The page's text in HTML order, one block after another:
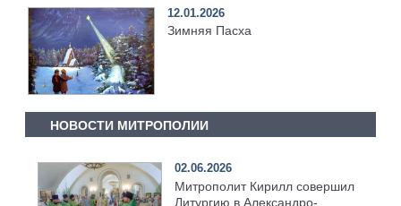
12.01.2026
Зимняя Пасха
НОВОСТИ МИТРОПОЛИИ
02.06.2026
Митрополит Кирилл совершил
Литургию в Александро-